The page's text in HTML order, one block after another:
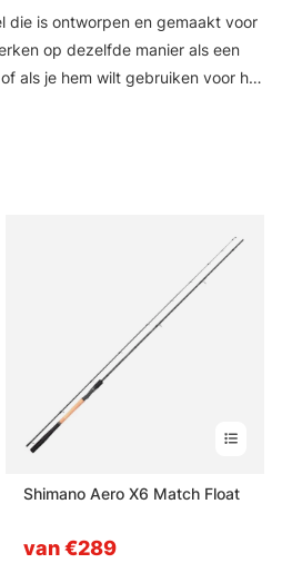
die is ontworpen en gemaakt voor
op dezelfde manier als een
als je hem wilt gebruiken voor het
Shimano Aero X6 Match Float
van €289